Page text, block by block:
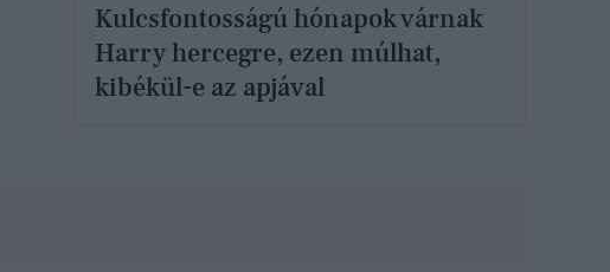
Kulcsfontosságú hónapok várnak
Harry hercegre, ezen múlhat,
kibékül-e az apjával